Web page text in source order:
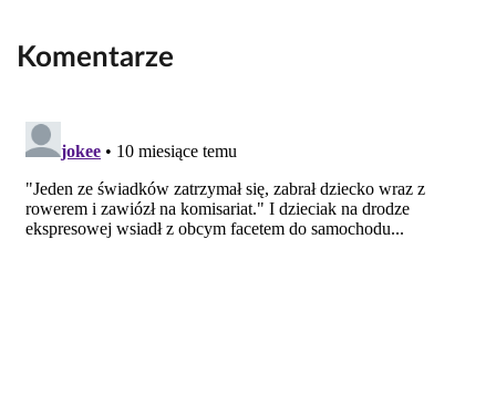
Komentarze